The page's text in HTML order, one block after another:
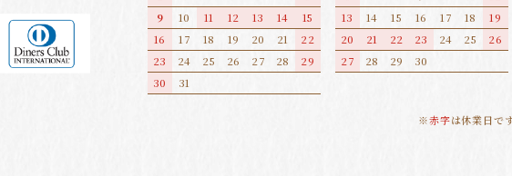
9
10 11 12 13 14
15
16
17 18 19 20 21
22
23
24 25 26 27 28
29
30
31
13
14 15 16 17 18
19
20
21 22 23 24 25
26
27
28 29 30
※赤字は休業日で